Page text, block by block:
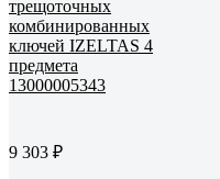
9 303 ₽